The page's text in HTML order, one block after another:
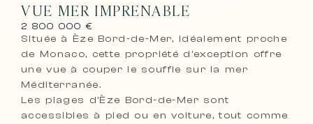
VUE MER IMPRENABLE
2 800 000 €
Située à Èze Bord-de-Mer, idéalement proche
de Monaco, cette propriété d’exception offre
une vue à couper le souffle sur la mer
Méditerranée.
Les plages d’Èze Bord-de-Mer sont
accessibles à pied ou en voiture, tout comme